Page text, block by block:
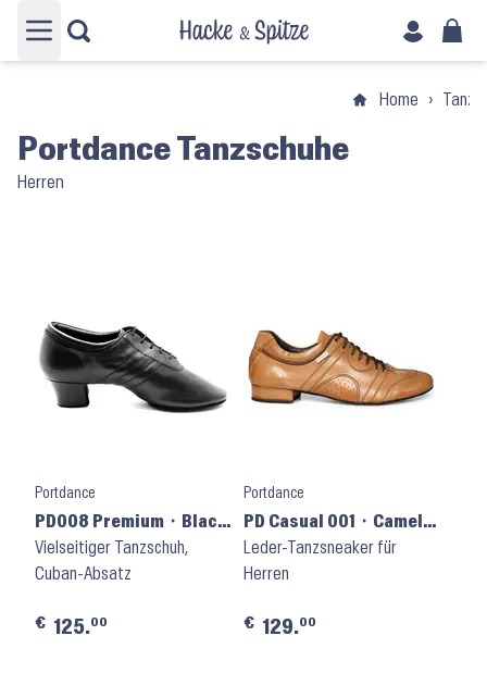
Hauptmenü öffnen
Home ›
Portdance Tanzschuhe
Herren
Portdance
PD008 Premium ⬝ Black
Leather
Vielseitiger Tanzschuh,
Cuban-Absatz
€ 125.00
Portdance
PD Casual 001 ⬝ Camel
Leather
Leder-Tanzsneaker für
Herren
€ 129.00